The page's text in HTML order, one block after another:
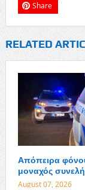
Share
RELATED
Απόπειρα
μοναχός
August 07, 2026